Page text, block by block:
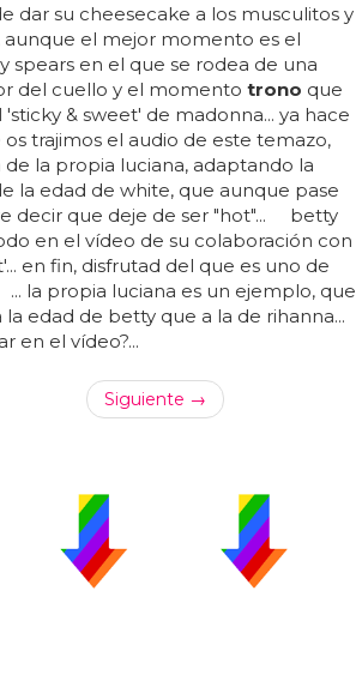
dar su cheesecake a los musculitos y
aunque el mejor momento es el
spears en el que se rodea de una
del cuello y el momento trono que
& sweet' de madonna... ya hace
os trajimos el audio de este temazo,
de la propia luciana, adaptando la
la edad de white, que aunque pase
decir que deje de ser "hot"... betty
en el vídeo de su colaboración con
en fin, disfrutad del que es uno de
la propia luciana es un ejemplo, que
la edad de betty que a la de rihanna...
en el vídeo?...
Siguiente →